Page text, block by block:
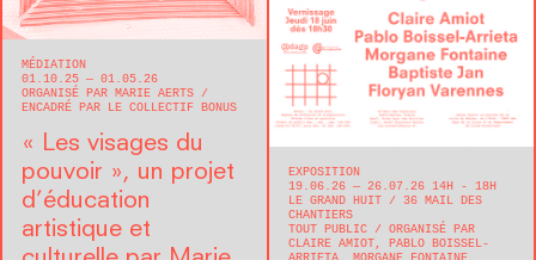
MÉDIATION
01.10.25 — 01.05.26
ORGANISÉ PAR MARIE AERTS
ENCADRÉ PAR LE COLLECTIF BONUS
« Les visages du
pouvoir », un projet
d’éducation
artistique et
EXPOSITION
19.06.26 — 26.07.26 14H - 18H
LE GRAND HUIT
36 MAIL DES
CHANTIERS
TOUT PUBLIC
ORGANISÉ PAR
CLAIRE AMIOT, PABLO BOISSEL-